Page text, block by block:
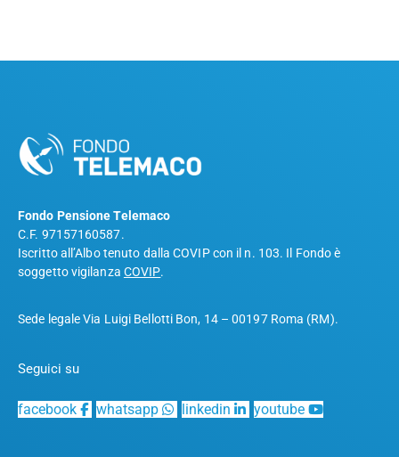
Fondo Pensione Telemaco
C.F. 97157160587.
Iscritto all’Albo tenuto dalla COVIP con il n. 103. Il Fondo è
soggetto vigilanza COVIP.
Sede legale Via Luigi Bellotti Bon, 14 – 00197 Roma (RM).
Seguici su
facebook whatsapp linkedin youtube